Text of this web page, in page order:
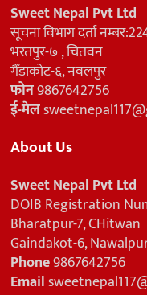
Sweet Nepal Pvt Ltd
सूचना विभाग दर्ता
भरतपुर-७ , चितवन
गैँडाकोट-६, नवलपुर
फोन9867642756
ई-मेल
About Us
Sweet Nepal Pvt Ltd
DOIB Registration
Bharatpur-7, CHitwan
Gaindakot-6,
Phone9867642756
Email